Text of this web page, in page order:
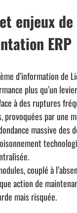
enjeux de
ERP
d’information de
plus qu’un
à des ruptures
provoquées par une
massive des
couplé à
action de
mais risquée.